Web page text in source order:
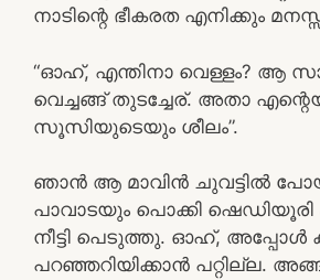
നാടിന്റെ ഭീകരത എനിക്കും
“ഓഹ്, എന്തിനാ വെള്ളം? ആ
വെച്ചങ്ങ് തുടച്ചേര്. അതാ
സൂസിയുടെയും ശീലം”.
ഞാൻ ആ മാവിൻ ചുവട്ടിൽ
പാവാടയും പൊക്കി ഷെഡിയൂരി
നീട്ടി പെടുത്തു. ഓഹ്, അപ്പോൾ
പറഞ്ഞറിയിക്കാൻ പറ്റില്ല.